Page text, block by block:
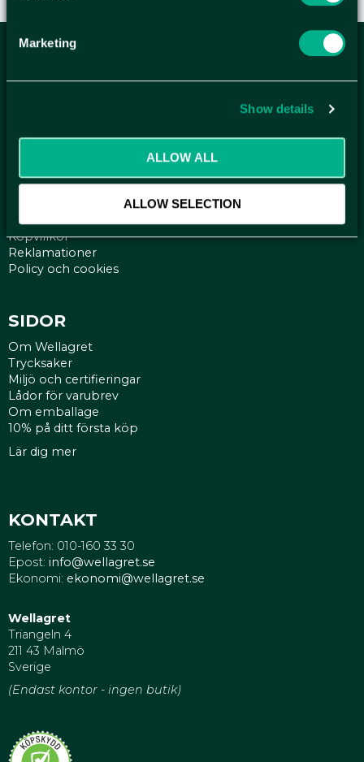
Marketing
Show details
ALLOW ALL
ALLOW SELECTION
Få relevanta erbjudande och kampanjer, en möjlighet att
KUNDTJÄNST
Mina sidor
Köpvillkor
Reklamationer
Policy och cookies
SIDOR
Om Wellagret
Trycksaker
Miljö och certifieringar
Lådor för varubrev
Om emballage
10% på ditt första köp
Lär dig mer
KONTAKT
Telefon: 010-160 33 30
Epost: info@wellagret.se
Ekonomi: ekonomi@wellagret.se
Wellagret
Triangeln 4
211 43 Malmö
Sverige
(Endast kontor - ingen butik)